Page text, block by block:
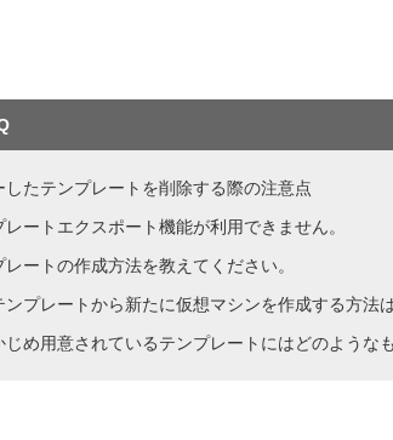
したテンプレートを削除する際の注意点
レートエクスポート機能が利用できません。
レートの作成方法を教えてください。
ンプレートから新たに仮想マシンを作成する方法
じめ用意されているテンプレートにはどのような